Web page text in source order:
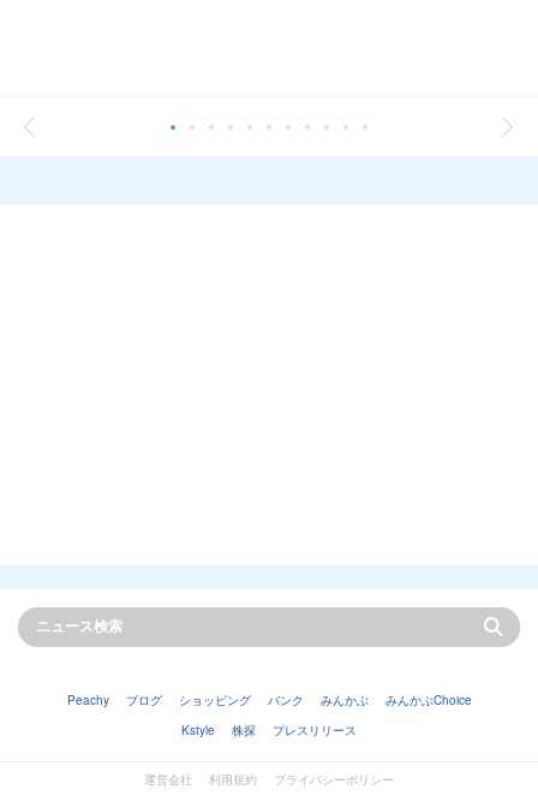
Peachy ブログ ショッピング バンク みんかぶ
みんかぶChoice
Kstyle
株探 プレスリリース
運営会社 利用規約
プライバシーポリシー